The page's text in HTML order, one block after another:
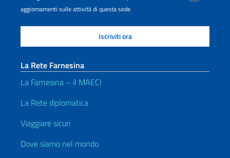
aggiornamenti sulle attività di questa sede
La Rete Farnesina
La Farnesina – il MAECI
La Rete diplomatica
Viaggiare sicuri
Dove siamo nel mondo